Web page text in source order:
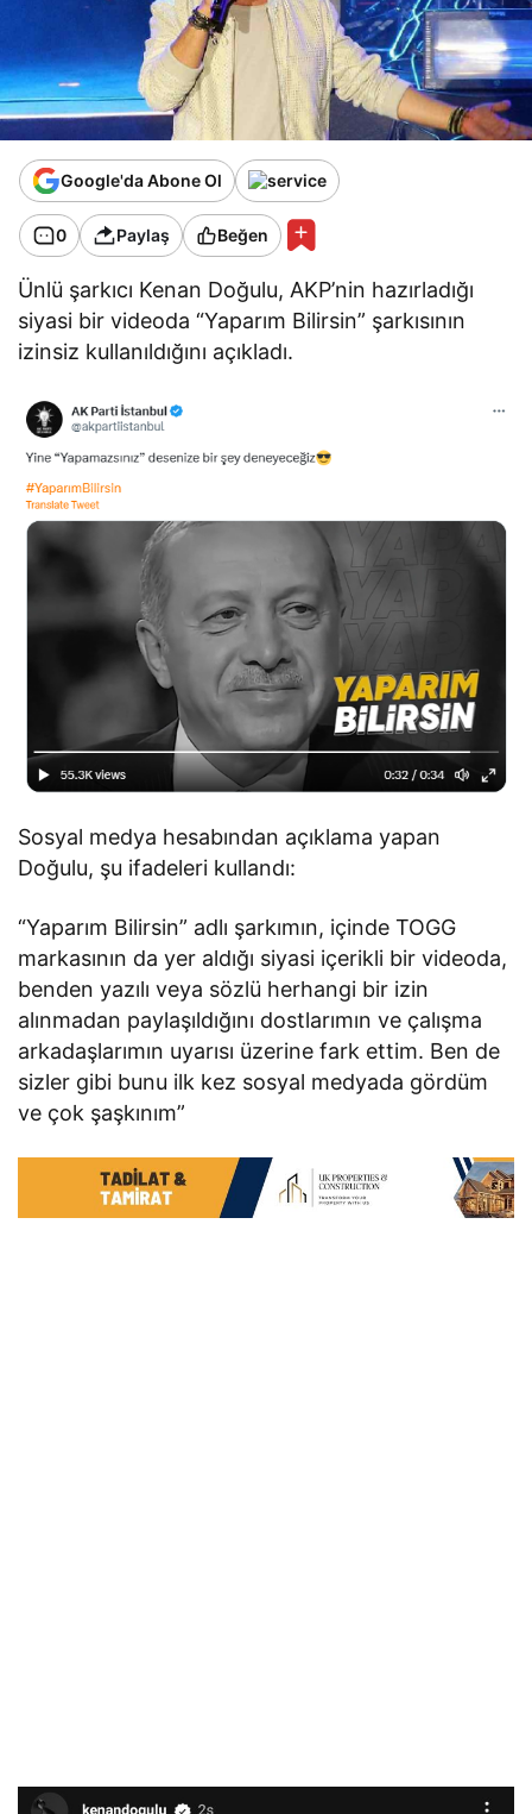
Google'da Abone Ol
0 Paylaş Beğen
Ünlü şarkıcı Kenan Doğulu, AKP’nin hazırladığı
siyasi bir videoda “Yaparım Bilirsin” şarkısının
izinsiz kullanıldığını açıkladı.
Sosyal medya hesabından açıklama yapan
Doğulu, şu ifadeleri kullandı:
“Yaparım Bilirsin” adlı şarkımın, içinde TOGG
markasının da yer aldığı siyasi içerikli bir videoda,
benden yazılı veya sözlü herhangi bir izin
alınmadan paylaşıldığını dostlarımın ve çalışma
arkadaşlarımın uyarısı üzerine fark ettim. Ben de
sizler gibi bunu ilk kez sosyal medyada gördüm
ve çok şaşkınım”